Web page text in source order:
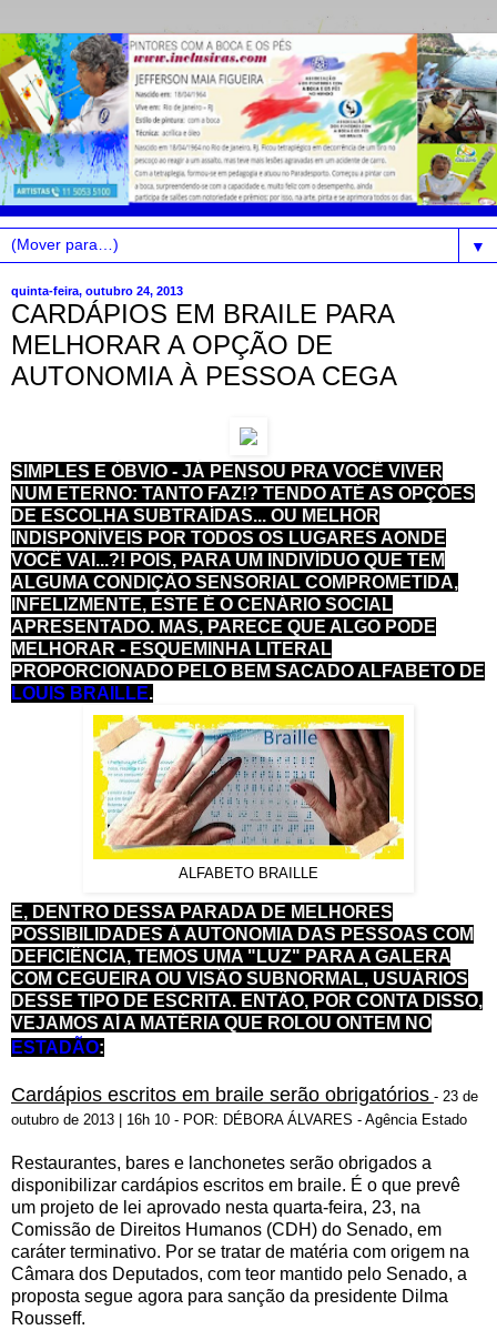
▼
quinta-feira, outubro 24, 2013
CARDÁPIOS EM BRAILE PARA
MELHORAR A OPÇÃO DE
AUTONOMIA À PESSOA CEGA
SIMPLES E ÓBVIO - JÁ PENSOU PRA VOCÊ VIVER
NUM ETERNO: TANTO FAZ!? TENDO ATÉ AS OPÇÕES
DE ESCOLHA SUBTRAÍDAS... OU MELHOR
INDISPONÍVEIS POR TODOS OS LUGARES AONDE
VOCÊ VAI...?! POIS, PARA UM INDIVÍDUO QUE TEM
ALGUMA CONDIÇÃO SENSORIAL COMPROMETIDA,
INFELIZMENTE, ESTE É O CENÁRIO SOCIAL
APRESENTADO. MAS, PARECE QUE ALGO PODE
MELHORAR - ESQUEMINHA LITERAL
PROPORCIONADO PELO BEM SACADO ALFABETO DE
LOUIS BRAILLE.
ALFABETO BRAILLE
E, DENTRO DESSA PARADA DE MELHORES
POSSIBILIDADES À AUTONOMIA DAS PESSOAS COM
DEFICIÊNCIA, TEMOS UMA "LUZ" PARA A GALERA
COM CEGUEIRA OU VISÃO SUBNORMAL, USUÁRIOS
DESSE TIPO DE ESCRITA. ENTÃO, POR CONTA DISSO,
VEJAMOS AÍ A MATÉRIA QUE ROLOU ONTEM NO
ESTADÃO:
Cardápios escritos em braile serão obrigatórios - 23 de
outubro de 2013 | 16h 10 - POR: DÉBORA ÁLVARES - Agência Estado
Restaurantes, bares e lanchonetes serão obrigados a
disponibilizar cardápios escritos em braile. É o que prevê
um projeto de lei aprovado nesta quarta-feira, 23, na
Comissão de Direitos Humanos (CDH) do Senado, em
caráter terminativo. Por se tratar de matéria com origem na
Câmara dos Deputados, com teor mantido pelo Senado, a
proposta segue agora para sanção da presidente Dilma
Rousseff.